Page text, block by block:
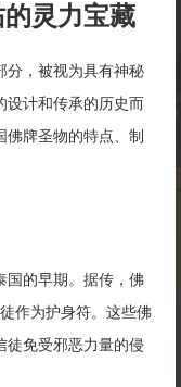
灵力宝藏
分，被视为具有神秘
设计和传承的历史而
佛牌圣物的特点、制
国的早期。据传，佛
作为护身符。这些佛
徒免受邪恶力量的侵